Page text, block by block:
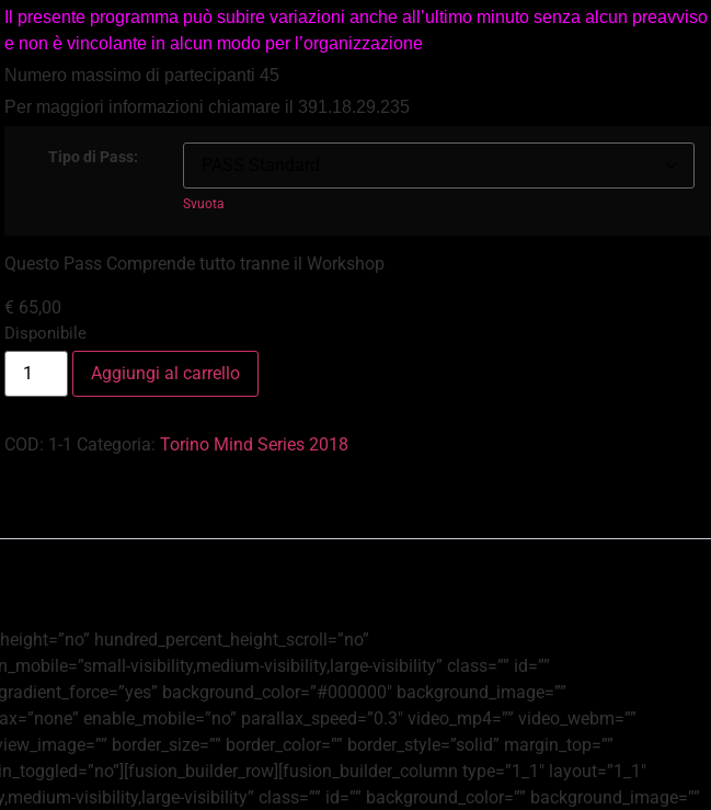
Il presente programma può subire variazioni anche all’ultimo minuto senza alcun preavviso
e non è vincolante in alcun modo per l’organizzazione
Numero massimo di partecipanti 45
Per maggiori informazioni chiamare il 391.18.29.235
Tipo di Pass:
Svuota
Questo Pass Comprende tutto tranne il Workshop
€ 65,00
Disponibile
Aggiungi al carrello
COD: 1-1 Categoria: Torino Mind Series 2018
hundred_percent_height_scroll=”no”
visibility,medium-visibility,large-visibility” class=”” id=””
background_color=”#000000″ background_image=””
enable_mobile=”no” parallax_speed=”0.3″ video_mp4=”” video_webm=””
border_size=”” border_color=”” border_style=”solid” margin_top=””
type=”1_1″ layout=”1_1″
visibility,large-visibility” class=”” id=”” background_color=”” background_image=””